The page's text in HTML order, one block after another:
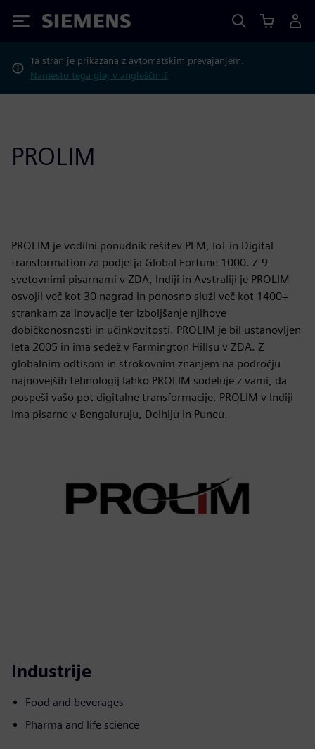
Siemens
Ta stran je prikazana z avtomatskim prevajanjem.
Namesto tega glej v angleščini?
PROLIM
PROLIM je vodilni ponudnik rešitev PLM, IoT in Digital
transformation za podjetja Global Fortune 1000. Z 9
svetovnimi pisarnami v ZDA, Indiji in Avstraliji je PROLIM
osvojil več kot 30 nagrad in ponosno služi več kot 1400+
strankam za inovacije ter izboljšanje njihove
dobičkonosnosti in učinkovitosti. PROLIM je bil ustanovljen
leta 2005 in ima sedež v Farmington Hillsu v ZDA. Z
globalnim odtisom in strokovnim znanjem na področju
najnovejših tehnologij lahko PROLIM sodeluje z vami, da
pospeši vašo pot digitalne transformacije. PROLIM v Indiji
ima pisarne v Bengaluruju, Delhiju in Puneu.
Industrije
Food and beverages
Pharma and life science